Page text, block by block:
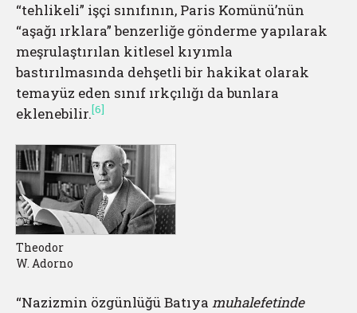
“tehlikeli” işçi sınıfının, Paris Komünü’nün
“aşağı ırklara” benzerliğe gönderme yapılarak
meşrulaştırılan kitlesel kıyımla
bastırılmasında dehşetli bir hakikat olarak
temayüz eden sınıf ırkçılığı da bunlara
eklenebilir.[6]
Theodor
W. Adorno
“Nazizmin özgünlüğü Batıya muhalefetinde